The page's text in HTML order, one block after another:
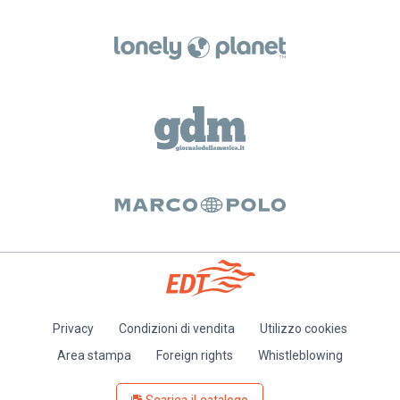
Privacy Condizioni di vendita
Utilizzo cookies
Area stampa
Foreign rights Whistleblowing